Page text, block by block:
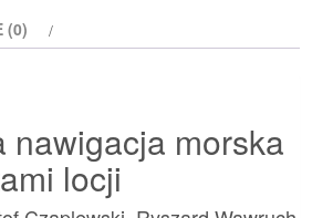
(0)
nawigacja morska
locji